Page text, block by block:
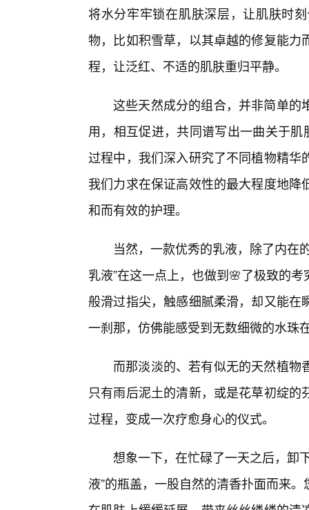
将水分牢牢锁在肌肤深层，让肌肤时
物，比如积雪草，以其卓越的修复能
程，让泛红、不适的肌肤重归平静。
这些天然成分的组合，并非简单的
用，相互促进，共同谱写出一曲关于
过程中，我们深入研究了不同植物精
我们力求在保证高效性的最大程度地
和而有效的护理。
当然，一款优秀的乳液，除了内在
乳液”在这一点上，也做到🌸了极致的
般滑过指尖，触感细腻柔滑，却又能
一刹那，仿佛能感受到无数细微的水珠
而那淡淡的、若有似无的天然植
只有雨后泥土的清新，或是花草初绽
过程，变成一次疗愈身心的仪式。
想象一下，在忙碌了一天之后，卸
液”的瓶盖，一股自然的清香扑面而来